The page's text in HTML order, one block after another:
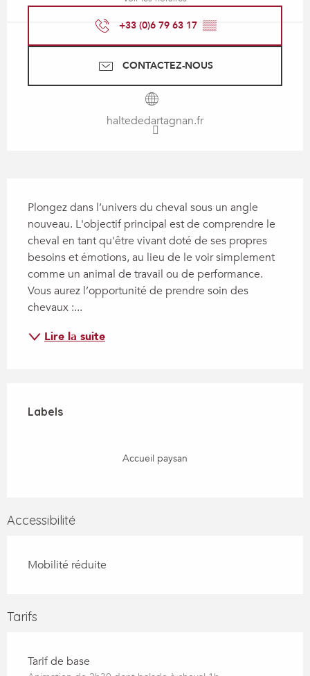
+33 (0)6 79 63 17 ▒▒
CONTACTEZ-NOUS
haltededartagnan.fr
Plongez dans l’univers du cheval sous un angle
nouveau. L'objectif principal est de comprendre le
cheval en tant qu'être vivant doté de ses propres
besoins et émotions, au lieu de le voir simplement
comme un animal de travail ou de performance.
Vous aurez l’opportunité de prendre soin des
chevaux :...
Lire la suite
Labels
Labels
Accueil paysan
Accessibilité
Mobilité réduite
Tarifs
Tarif de base